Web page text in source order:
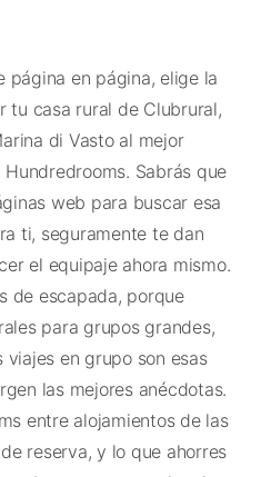
página en página, elige la
tu casa rural de Clubrural,
di Vasto al mejor
Sabrás que
web para buscar esa
ti, seguramente te dan
el equipaje ahora mismo.
de escapada, porque
para grupos grandes,
viajes en grupo son esas
las mejores anécdotas.
entre alojamientos de las
reserva, y lo que ahorres